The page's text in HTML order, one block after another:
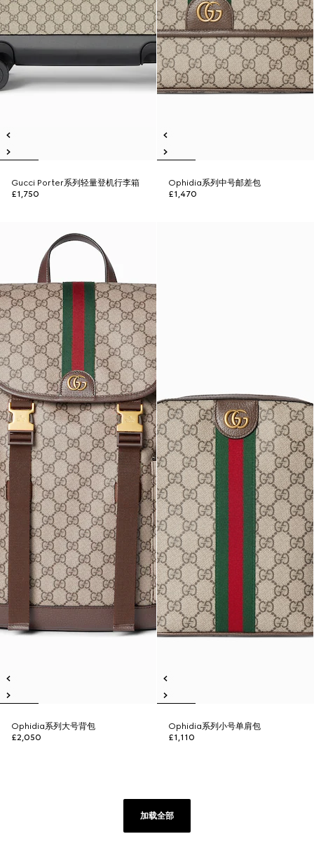
Gucci Porter系列轻量登机行李箱
£1,750
Ophidia系列中号邮差包
£1,470
Ophidia系列大号背包
£2,050
Ophidia系列小号单肩包
£1,110
加载全部